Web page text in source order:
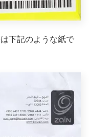
下記のような紙で